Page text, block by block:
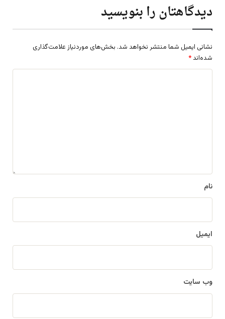
دیدگاهتان را بنویسید
نشانی ایمیل شما منتشر نخواهد شد. بخش‌های موردنیاز علامت‌گذاری
شده‌اند *
نام
ایمیل
وب‌ سایت